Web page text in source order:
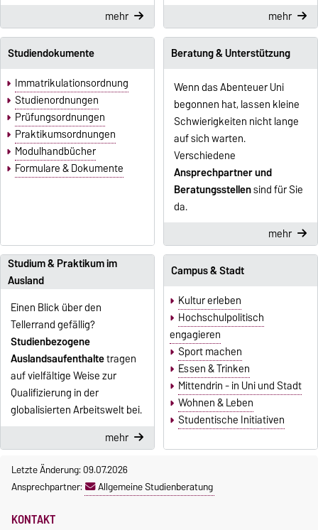
mehr
mehr
Studiendokumente
Immatrikulationsordnung
Studienordnungen
Prüfungsordnungen
Praktikumsordnungen
Modulhandbücher
Formulare & Dokumente
Beratung & Unterstützung
Wenn das Abenteuer Uni
begonnen hat, lassen kleine
Schwierigkeiten nicht lange
auf sich warten.
Verschiedene
Ansprechpartner und
Beratungsstellensind für Sie
da.
mehr
Studium & Praktikum im
Ausland
Einen Blick über den
Tellerrand gefällig?
Studienbezogene
Auslandsaufenthaltetragen
auf vielfältige Weise zur
Qualifizierung in der
globalisierten Arbeitswelt bei.
mehr
Campus & Stadt
Kultur erleben
Hochschulpolitisch
engagieren
Sport machen
Essen & Trinken
Mittendrin - in Uni und Stadt
Wohnen & Leben
Studentische Initiativen
Letzte Änderung: 09.07.2026
Ansprechpartner:
Allgemeine Studienberatung
KONTAKT